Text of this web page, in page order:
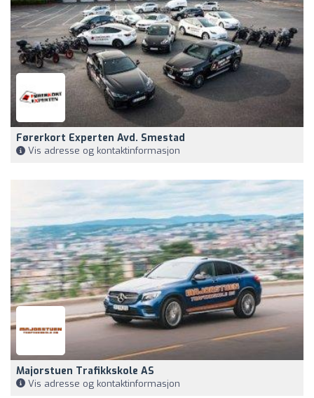
Førerkort Experten Avd. Smestad
Vis adresse og kontaktinformasjon
Majorstuen Trafikkskole AS
Vis adresse og kontaktinformasjon